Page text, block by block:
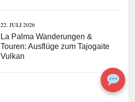
22. JULI 2026
La Palma Wanderungen &
Touren: Ausflüge zum Tajogaite
Vulkan